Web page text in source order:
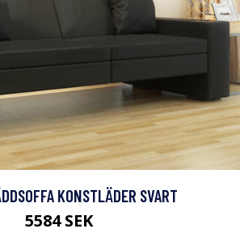
KONSTLÄDER SVART
5584 SEK